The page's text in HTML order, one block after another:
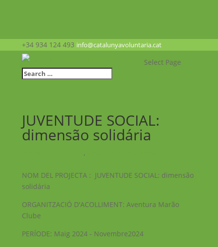
+34 934 124 493 info@catalunyavoluntaria.cat
Select Page
JUVENTUDE SOCIAL:
dimensão solidária
,
NOM DEL PROJECTA : JUVENTUDE SOCIAL: dimensão
solidária
ORGANITZACIÓ D'ACOLLIMENT: Aventura Marão
Clube
PERÍODE: Maig 2024 - Novembre2024